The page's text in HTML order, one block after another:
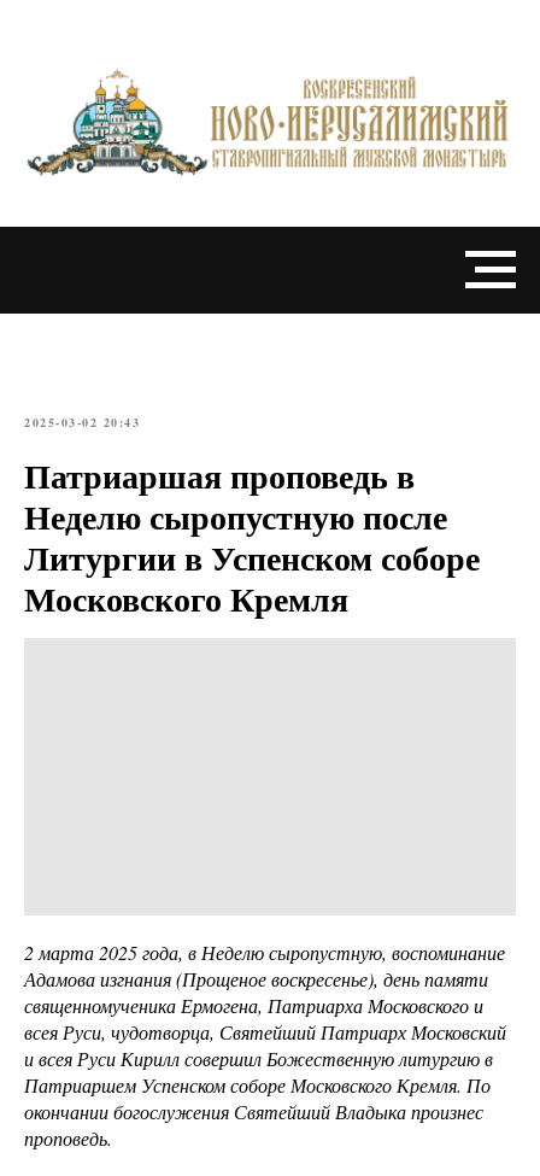
2025-03-02 20:43
Патриаршая проповедь в
Неделю сыропустную после
Литургии в Успенском соборе
Московского Кремля
2 марта 2025 года, в Неделю сыропустную, воспоминание
Адамова изгнания (Прощеное воскресенье), день памяти
священномученика Ермогена, Патриарха Московского и
всея Руси, чудотворца, Святейший Патриарх Московский
и всея Руси Кирилл совершил Божественную литургию в
Патриаршем Успенском соборе Московского Кремля. По
окончании богослужения Святейший Владыка произнес
проповедь.